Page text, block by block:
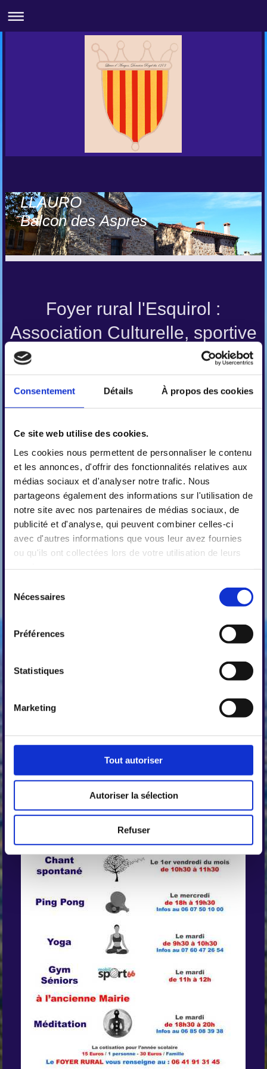
Consentement Détails À propos des cookies
Ce site web utilise des cookies.
Les cookies nous permettent de personnaliser le contenu
et les annonces, d'offrir des fonctionnalités relatives aux
médias sociaux et d'analyser notre trafic. Nous
partageons également des informations sur l'utilisation de
notre site avec nos partenaires de médias sociaux, de
publicité et d'analyse, qui peuvent combiner celles-ci
avec d'autres informations que vous leur avez fournies
ou qu'ils ont collectées lors de votre utilisation de leurs
Nécessaires
Préférences
Statistiques
Marketing
Tout autoriser
Autoriser la sélection
Refuser
LLAURO
Balcon des Aspres
Foyer rural l'Esquirol :
Association Culturelle, sportive
Créé il y a un peu plus de trente ans, le Foyer a été repris en 2015
par une équipe d'habitants motivés, décidés à proposer des
activités des animations et à faire vivre le village.
Président : M. Olivier JOUVE : 06.07.50.10.00
Secrétaire : Mme Gaëlle BOULANGER : 06.18.81.24.62
Email : lesquirol@outlook.fr
Le Foyer Rural en quelques photos: